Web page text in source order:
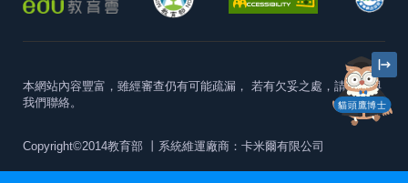
貓頭鷹博士
本網站內容豐富，雖經審查仍有可能疏漏， 若有欠妥之處，請隨時與
我們聯絡。
Copyright©2014教育部 丨系統維運廠商：卡米爾有限公司